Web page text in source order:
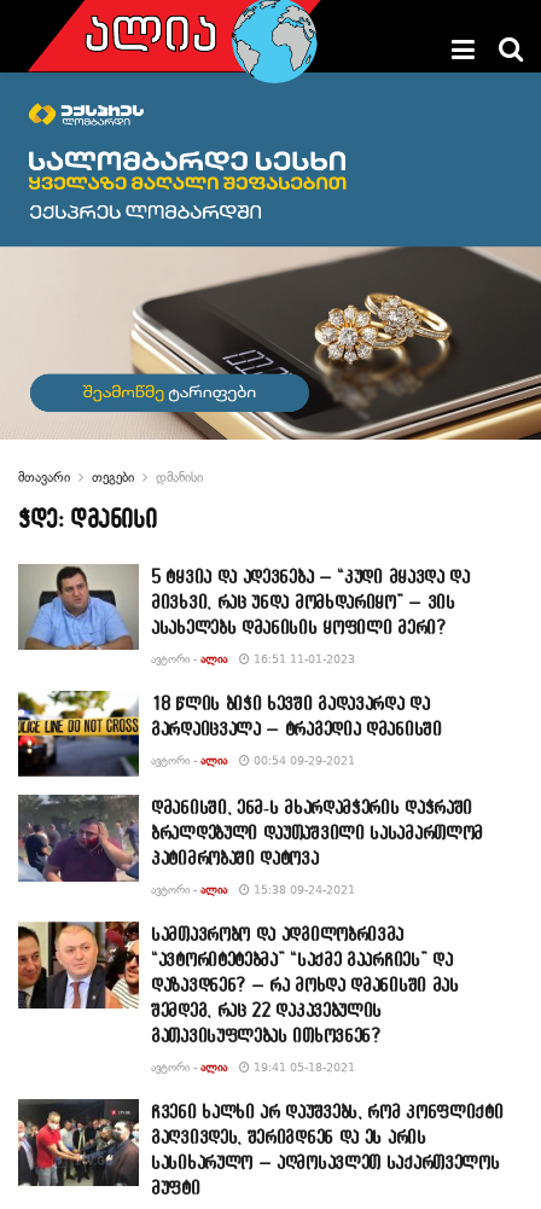
მთავარი თეგები დმანისი
ჭდე: დმანისი
5 ტყვია და ადევნება – “კუდი მყავდა და
მივხვი, რაც უნდა მომხდარიყო” – ვის
ასახელებს დმანისის ყოფილი მერი?
ᲐᲕᲢᲝᲠᲘ - ᲐᲚᲘᲐ 16:51 11-01-2023
18 წლის ბიჭი ხევში გადავარდა და
გარდაიცვალა – ტრაგედია დმანისში
ᲐᲕᲢᲝᲠᲘ - ᲐᲚᲘᲐ 00:54 09-29-2021
დმანისში, ენმ-ს მხარდამჭერის დაჭრაში
ბრალდებული დაუთაშვილი სასამართლომ
პატიმრობაში დატოვა
ᲐᲕᲢᲝᲠᲘ - ᲐᲚᲘᲐ 15:38 09-24-2021
სამთავრობო და ადგილობრივმა
“ავტორიტეტებმა” “საქმე გაარჩიეს” და
დაზავდნენ? – რა მოხდა დმანისში მას
შემდეგ, რაც 22 დაკავებულის
გათავისუფლებას ითხოვნენ?
ᲐᲕᲢᲝᲠᲘ - ᲐᲚᲘᲐ 19:41 05-18-2021
ჩვენი ხალხი არ დაუშვებს, რომ კონფლიქტი
გაღვივდეს, შერიგდნენ და ეს არის
სასიხარულო – აღმოსავლეთ საქართველოს
მუფტი